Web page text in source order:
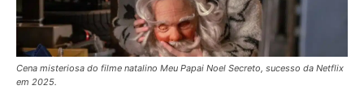
Cena misteriosa do filme natalino Meu Papai Noel Secreto, sucesso da Netflix
em 2025.